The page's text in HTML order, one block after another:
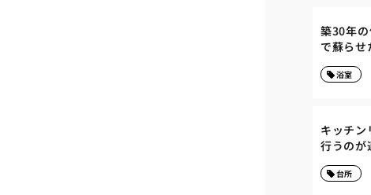
築30年
で蘇らせ
浴室
キッチン
行うのが
台所